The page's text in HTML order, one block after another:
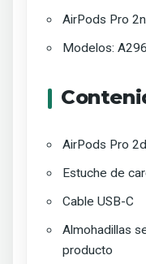
AirPods Pro
Modelos:
AirPods Pro
Estuche de
Cable USB-C
Almohadillas
producto